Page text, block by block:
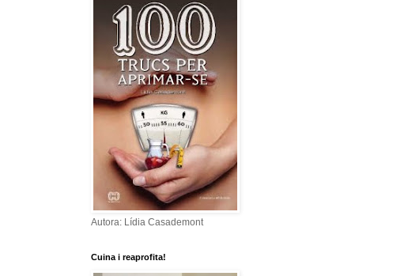
Autora: Lídia Casademont
Cuina i reaprofita!